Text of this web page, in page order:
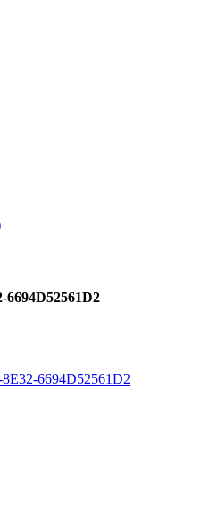
6694D52561D2